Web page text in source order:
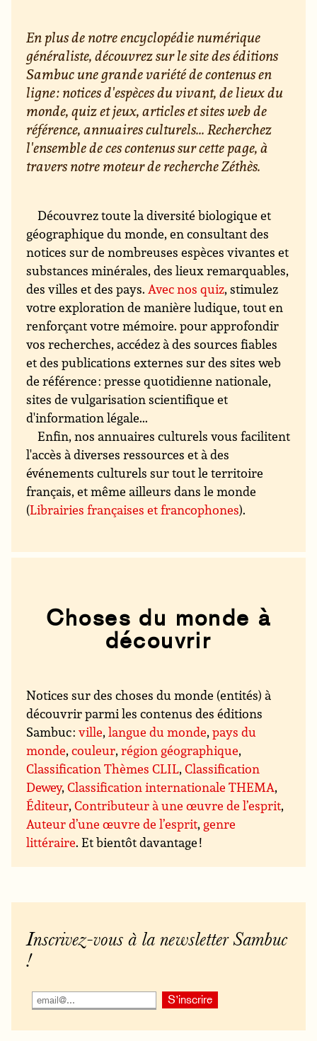
En plus de notre encyclopédie numérique
généraliste, découvrez sur le site des éditions
Sambuc une grande variété de contenus en
ligne : notices d'espèces du vivant, de lieux du
monde, quiz et jeux, articles et sites web de
référence, annuaires culturels... Recherchez
l'ensemble de ces contenus sur cette page, à
travers notre moteur de recherche Zéthès.
Découvrez toute la diversité biologique et
géographique du monde, en consultant des
notices sur de nombreuses espèces vivantes et
substances minérales, des lieux remarquables,
des villes et des pays. Avec nos quiz, stimulez
votre exploration de manière ludique, tout en
renforçant votre mémoire. pour approfondir
vos recherches, accédez à des sources fiables
et des publications externes sur des sites web
de référence : presse quotidienne nationale,
sites de vulgarisation scientifique et
d'information légale...
Enfin, nos annuaires culturels vous facilitent
l'accès à diverses ressources et à des
événements culturels sur tout le territoire
français, et même ailleurs dans le monde
(Librairies françaises et francophones).
Choses du monde à
découvrir
Notices sur des choses du monde (entités) à
découvrir parmi les contenus des éditions
Sambuc :ville,langue du monde,pays du
monde,couleur,région géographique,
Classification Thèmes CLIL,Classification
Dewey,Classification internationale THEMA,
Éditeur,Contributeur à une œuvre de l’esprit,
Auteur d’une œuvre de l’esprit, genre
littéraire. Et bientôt davantage !
Inscrivez-vous à la newsletter Sambuc
!